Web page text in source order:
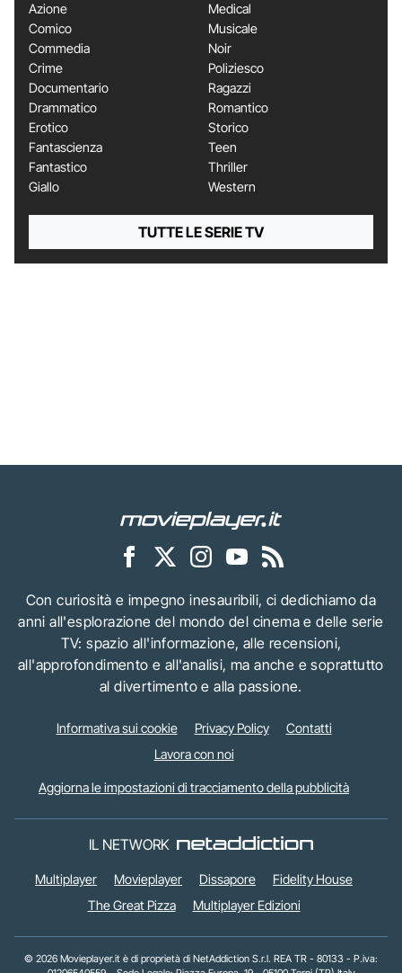
Azione
Comico
Commedia
Crime
Documentario
Drammatico
Erotico
Fantascienza
Fantastico
Giallo
Medical
Musicale
Noir
Poliziesco
Ragazzi
Romantico
Storico
Teen
Thriller
Western
TUTTE LE SERIE TV
Con curiosità e impegno inesauribili, ci dedichiamo da
anni all'esplorazione del mondo del cinema e delle serie
TV: spazio all'informazione, alle recensioni,
all'approfondimento e all'analisi, ma anche e soprattutto
al divertimento e alla passione.
Informativa sui cookie Privacy Policy
Contatti
Lavora con noi
Aggiorna le impostazioni di tracciamento della pubblicità
IL NETWORK
Multiplayer Movieplayer Dissapore
Fidelity House
The Great Pizza
Multiplayer Edizioni
© 2026 Movieplayer.it è di proprietà di NetAddiction S.r.l. REA TR - 80133 - P.iva: